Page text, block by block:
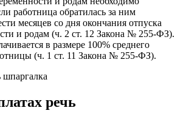
работница обратилась за ним
месяцев со дня окончания отпуска
и родам (ч. 2 ст. 12 Закона № 255-ФЗ).
в размере 100% среднего
(ч. 1 ст. 11 Закона № 255-ФЗ).
шпаргалка
речь